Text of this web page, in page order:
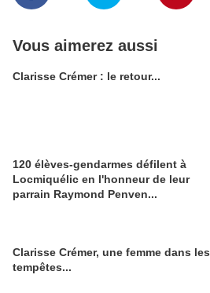
Vous aimerez aussi
Clarisse Crémer : le retour...
120 élèves-gendarmes défilent à
Locmiquélic en l'honneur de leur
parrain Raymond Penven...
Clarisse Crémer, une femme dans les
tempêtes...